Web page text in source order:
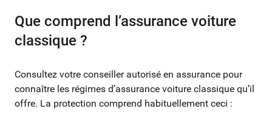
Que comprend l’assurance voiture
classique ?
Consultez votre conseiller autorisé en assurance pour
connaître les régimes d’assurance voiture classique qu’il
offre. La protection comprend habituellement ceci :